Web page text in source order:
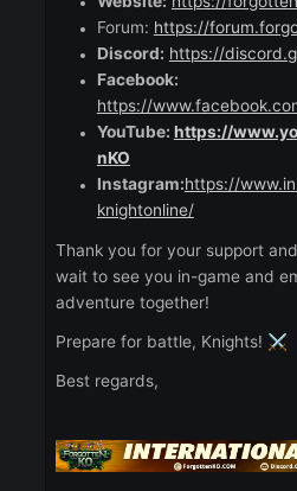
positive community
Get Started
Create Your
Join the Community:
players on our
https://discord.gg/
guides herehttps://
💬Stay Connected
Website: https://
Forum:
Facebook:
https://